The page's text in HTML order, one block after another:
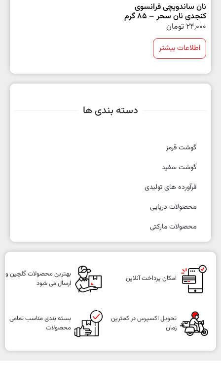
دسته بندی ها
گوشت قرمز
گوشت سفید
فرآورده های تولیدی
محصولات دریایی
محصولات مارکتی
نان ساندویچی فرانسوی
کنجدی نان سحر – 85 گرم
24,000 تومان
اطلاعات بیشتر
امکان پرداخت آنلاین
بهترین محصولات گلچین و
ارسال می شود
تحویل اکسپرس در کمترین
زمان
بسته بندی مناسب تمامی
محصولات